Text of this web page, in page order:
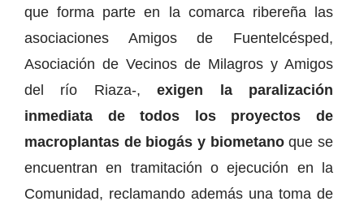
que forma parte en la comarca ribereña las
asociaciones Amigos de Fuentelcésped,
Asociación de Vecinos de Milagros y Amigos
del río Riaza-,exigen la paralización
inmediata de todos los proyectos de
macroplantas de biogás y biometanoque se
encuentran en tramitación o ejecución en la
Comunidad, reclamando además una toma de